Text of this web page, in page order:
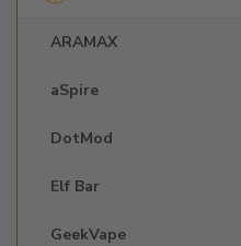
ARAMAX
aSpire
DotMod
Elf Bar
GeekVape